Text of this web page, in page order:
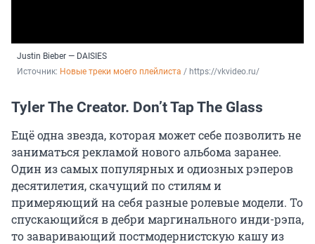
Justin Bieber — DAISIES
Источник: Новые треки моего плейлиста / https://vkvideo.ru/
Tyler The Creator. Don’t Tap The Glass
Ещё одна звезда, которая может себе позволить не
заниматься рекламой нового альбома заранее.
Один из самых популярных и одиозных рэперов
десятилетия, скачущий по стилям и
примеряющий на себя разные ролевые модели. То
спускающийся в дебри маргинального инди-рэпа,
то заваривающий постмодернистскую кашу из